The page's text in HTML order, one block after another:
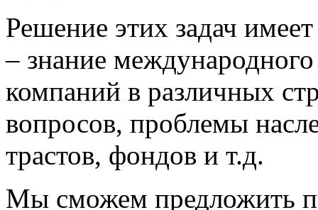
Решение этих задач
– знание
компаний в различных
вопросов, проблемы
трастов, фондов и т.д.
Мы сможем предложить